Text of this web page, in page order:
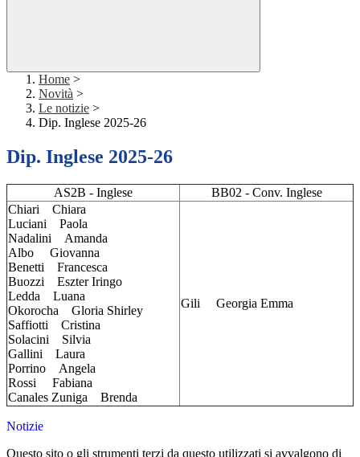
Home >
Novità >
Le notizie >
Dip. Inglese 2025-26
Dip. Inglese 2025-26
AS2B - Inglese
BB02 - Conv. Inglese
Chiari Chiara
Luciani Paola
Nadalini Amanda
Albo Giovanna
Benetti Francesca
Buozzi Eszter Iringo
Ledda Luana
Okorocha Gloria Shirley
Saffiotti Cristina
Solacini Silvia
Gallini Laura
Porrino Angela
Rossi Fabiana
Canales Zuniga Brenda
Gili Georgia Emma
Notizie
Questo sito o gli strumenti terzi da questo utilizzati si avvalgono di